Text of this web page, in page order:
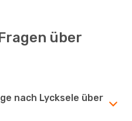
über
nach Lycksele über